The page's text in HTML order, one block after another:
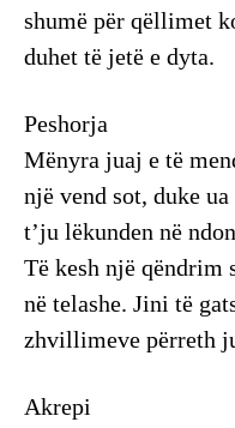
shumë për qëllimet
duhet të jetë e dyta.
Peshorja
Mënyra juaj e të
një vend sot, duke
t’ju lëkunden në
Të kesh një qëndrim
në telashe. Jini të
zhvillimeve përreth
Akrepi